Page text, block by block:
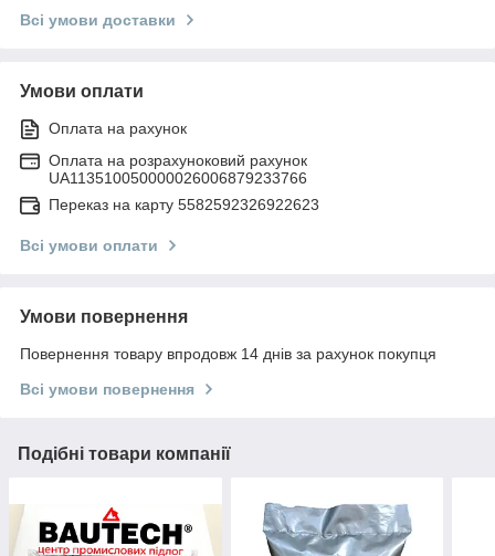
Всі умови доставки
Умови оплати
Оплата на рахунок
Оплата на розрахуноковий рахунок
UA113510050000026006879233766
Переказ на карту 5582592326922623
Всі умови оплати
Умови повернення
Повернення товару впродовж 14 днів за рахунок покупця
Всі умови повернення
Подібні товари компанії